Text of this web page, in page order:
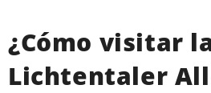
¿Cómo visitar
Lichtentaler